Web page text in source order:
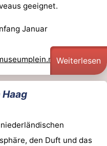
geeignet.
Januar
Weiterlesen
den Duft und das